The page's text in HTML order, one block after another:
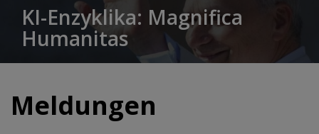
KI-Enzyklika: Magnifica
Humanitas
Meldungen